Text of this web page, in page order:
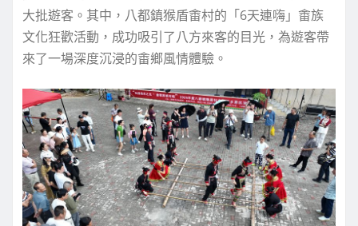
大批遊客。其中，八都鎮猴盾畬村的「6天連嗨」畬族
文化狂歡活動，成功吸引了八方來客的目光，為遊客帶
來了一場深度沉浸的畬鄉風情體驗。